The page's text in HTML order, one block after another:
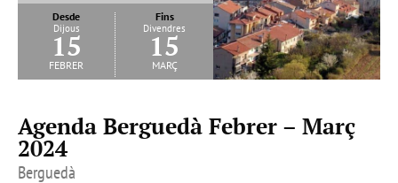
Desde
Dijous
15
febrer
Fins
Divendres
15
març
Agenda Berguedà Febrer – Març
2024
Berguedà